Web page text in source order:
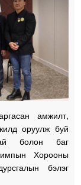
амжилт,
оруулж буй
болон баг
Хорооны
бэлэг